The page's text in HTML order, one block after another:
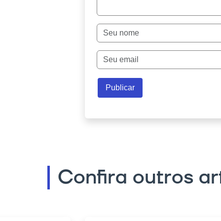
Confira outros